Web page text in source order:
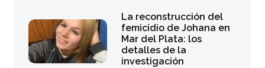
La reconstrucción del
femicidio de Johana en
Mar del Plata: los
detalles de la
investigación